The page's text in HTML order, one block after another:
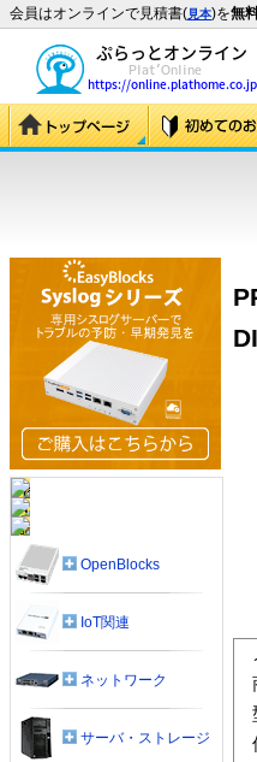
会員はオンラインで見積書(見本)を無
OpenBlocks
IoT関連
ネットワーク
サーバ・ストレージ